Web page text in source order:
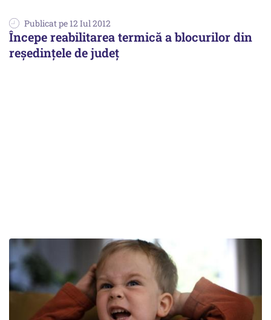
Publicat pe 12 Iul 2012
Începe reabilitarea termică a blocurilor din
reședințele de județ